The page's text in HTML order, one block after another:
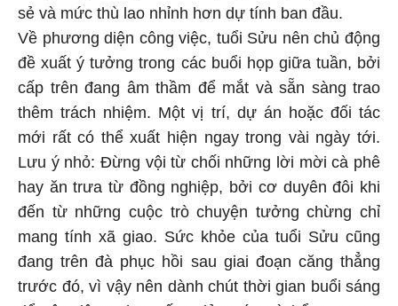
sẻ và mức thù lao nhỉnh hơn dự tính ban đầu.
Về phương diện công việc, tuổi Sửu nên chủ động
đề xuất ý tưởng trong các buổi họp giữa tuần, bởi
cấp trên đang âm thầm để mắt và sẵn sàng trao
thêm trách nhiệm. Một vị trí, dự án hoặc đối tác
mới rất có thể xuất hiện ngay trong vài ngày tới.
Lưu ý nhỏ: Đừng vội từ chối những lời mời cà phê
hay ăn trưa từ đồng nghiệp, bởi cơ duyên đôi khi
đến từ những cuộc trò chuyện tưởng chừng chỉ
mang tính xã giao. Sức khỏe của tuổi Sửu cũng
đang trên đà phục hồi sau giai đoạn căng thẳng
trước đó, vì vậy nên dành chút thời gian buổi sáng